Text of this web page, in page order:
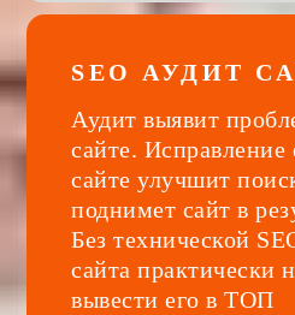
SEO АУДИТ
Аудит выявит
сайте.
сайте улучшит
поднимет сайт в
Без технической
сайта практически
вывести его в ТОП